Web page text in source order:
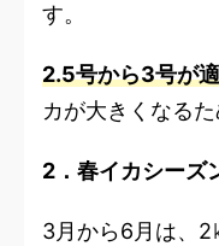
す。
2.5号から3号が
カが大きくなる
2．春イカシーズ
3月から6月は、2